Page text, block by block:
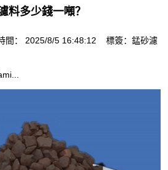
料多少錢一噸？
： 2025/8/5 16:48:12 標簽： 錳砂濾